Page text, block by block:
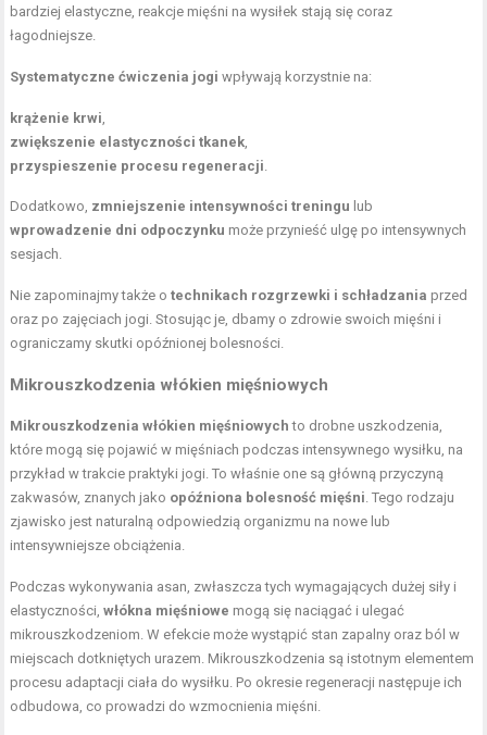
bardziej elastyczne, reakcje mięśni na wysiłek stają się coraz
łagodniejsze.
Systematyczne ćwiczenia jogi wpływają korzystnie na:
krążenie krwi
zwiększenie elastyczności tkanek
przyspieszenie procesu regeneracji
Dodatkowo, zmniejszenie intensywności treningu lub
wprowadzenie dni odpoczynku może przynieść ulgę po intensywnych
sesjach.
Nie zapominajmy także otechnikach rozgrzewki i schładzania przed
oraz po zajęciach jogi. Stosując je, dbamy o zdrowie swoich mięśni i
ograniczamy skutki opóźnionej bolesności.
Mikrouszkodzenia włókien mięśniowych
Mikrouszkodzenia włókien mięśniowych to drobne uszkodzenia,
które mogą się pojawić w mięśniach podczas intensywnego wysiłku, na
przykład w trakcie praktyki jogi. To właśnie one są główną przyczyną
zakwasów, znanych jako opóźniona bolesność mięśni . Tego rodzaju
zjawisko jest naturalną odpowiedzią organizmu na nowe lub
intensywniejsze obciążenia.
Podczas wykonywania asan, zwłaszcza tych wymagających dużej siły i
elastyczności,włókna mięśniowe mogą się naciągać i ulegać
mikrouszkodzeniom. W efekcie może wystąpić stan zapalny oraz ból w
miejscach dotkniętych urazem. Mikrouszkodzenia są istotnym elementem
procesu adaptacji ciała do wysiłku. Po okresie regeneracji następuje ich
odbudowa, co prowadzi do wzmocnienia mięśni.